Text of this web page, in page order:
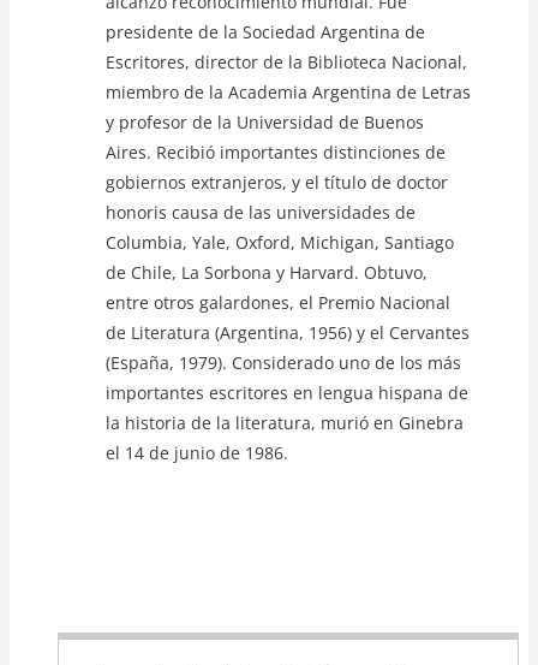
presidente de la Sociedad Argentina de
Escritores, director de la Biblioteca Nacional,
miembro de la Academia Argentina de Letras
y profesor de la Universidad de Buenos
Aires. Recibió importantes distinciones de
gobiernos extranjeros, y el título de doctor
honoris causa de las universidades de
Columbia, Yale, Oxford, Michigan, Santiago
de Chile, La Sorbona y Harvard. Obtuvo,
entre otros galardones, el Premio Nacional
de Literatura (Argentina, 1956) y el Cervantes
(España, 1979). Considerado uno de los más
importantes escritores en lengua hispana de
la historia de la literatura, murió en Ginebra
el 14 de junio de 1986.